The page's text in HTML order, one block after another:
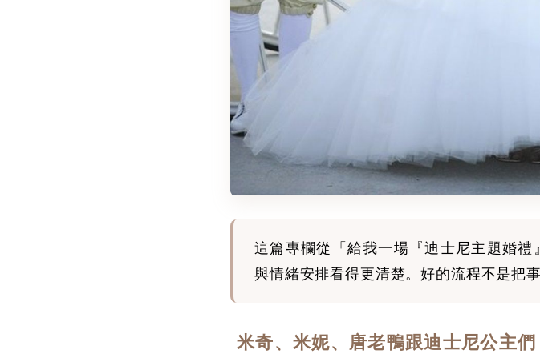
這篇專欄從「給我一場『迪士尼主題婚
與情緒安排看得更清楚。好的流程不是把
米奇、米妮、唐老鴨跟迪士尼公主